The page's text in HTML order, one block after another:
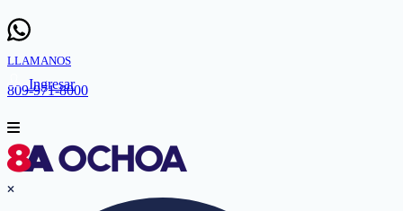
LLAMANOS
809-971-8000
Ingresar